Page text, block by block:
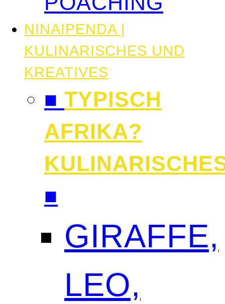
NINAIPENDA |
KULINARISCHES UND
KREATIVES
■ TYPISCH
AFRIKA?
■
GIRAFFE,
LEO,